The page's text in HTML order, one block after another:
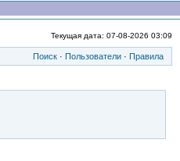
Текущая дата: 07-08-2026 03:09
Поиск · Пользователи · Правила